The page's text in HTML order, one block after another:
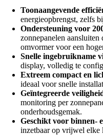
Toonaangevende
energieopbrengst, zelfs
Ondersteuning voor
zonnepanelen
omvormer voor een
Snelle ingebruikname
display, volledig te
Extreem compact en
ideaal voor snelle
Geïntegreerde
monitoring per
onderhoudsgemak.
Geschikt voor binnen-
inzetbaar op vrijwel elke